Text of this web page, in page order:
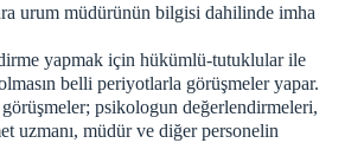
urum müdürünün bilgisi dahilinde imha
yapmak için hükümlü-tutuklular ile
belli periyotlarla görüşmeler yapar.
psikologun değerlendirmeleri,
uzmanı, müdür ve diğer personelin